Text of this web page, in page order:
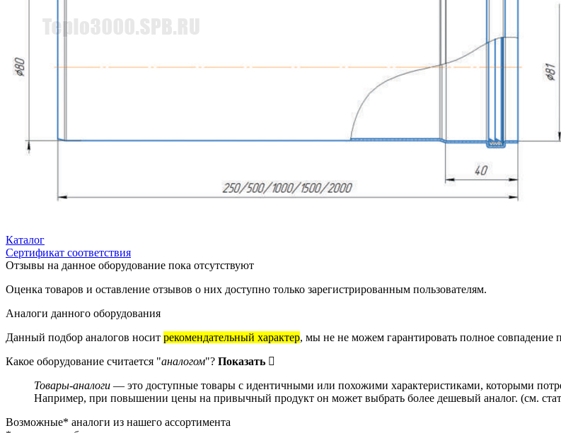
Каталог
Сертификат соответствия
Отзывы на данное оборудование пока отсутствуют
Оценка товаров и оставление отзывов о них доступно только зарегистрированным пользователям.
Аналоги данного оборудования
Данный подбор аналогов носит рекомендательный характер, мы не не можем гарантировать полное совпадение
Какое оборудование считается "аналогом"? Показать
Товары-аналоги — это доступные товары с идентичными или похожими характеристиками, которыми
Например, при повышении цены на привычный продукт он может выбрать более дешевый аналог. (см.
Возможные* аналоги из нашего ассортимента